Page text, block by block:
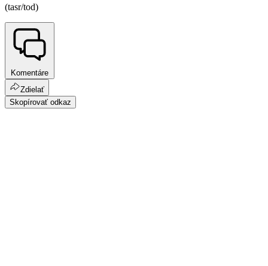
(tasr/tod)
Komentáre
Zdielať
Skopírovať odkaz